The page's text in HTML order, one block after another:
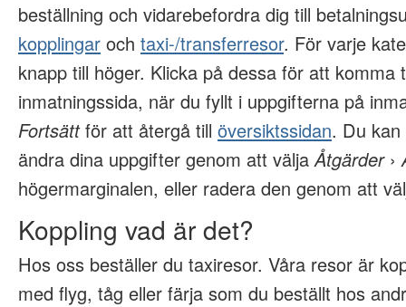
beställning och vidarebefordra dig till
kopplingar och taxi-/transferresor. För varje
knapp till höger. Klicka på dessa för att komma
inmatningssida, när du fyllt i uppgifterna på
Fortsättför att återgå till översiktssidan. Du
ändra dina uppgifter genom att väljaÅtgärder›
högermarginalen, eller radera den genom att
Koppling vad är det?
Hos oss beställer du taxiresor. Våra resor är
med flyg, tåg eller färja som du beställt hos